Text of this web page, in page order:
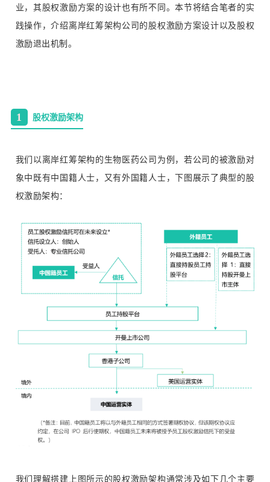
业，其股权激励方案的设计也有所不同。本节将结合笔者的实
践操作，介绍离岸红筹架构公司的股权激励方案设计以及股权
激励退出机制。
1 股权激励架构
我们以离岸红筹架构的生物医药公司为例，若公司的被激励对
象中既有中国籍人士，又有外国籍人士，下图展示了典型的股
权激励架构：
我们理解搭建上图所示的股权激励架构通常涉及如下几个主要